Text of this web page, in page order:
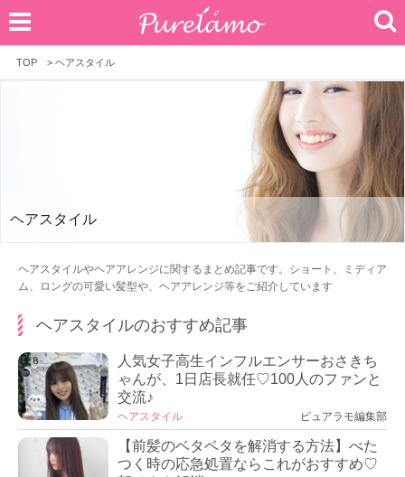
TOP > ヘアスタイル
ヘアスタイル
ヘアスタイルやヘアアレンジに関するまとめ記事です。ショート、ミディア
ム、ロングの可愛い髪型や、ヘアアレンジ等をご紹介しています
ヘアスタイルのおすすめ記事
人気女子高生インフルエンサーおさきち
ゃんが、1日店長就任♡100人のファンと
交流♪
ヘアスタイル ピュアラモ編集部
【前髪のベタベタを解消する方法】べた
つく時の応急処置ならこれがおすすめ♡